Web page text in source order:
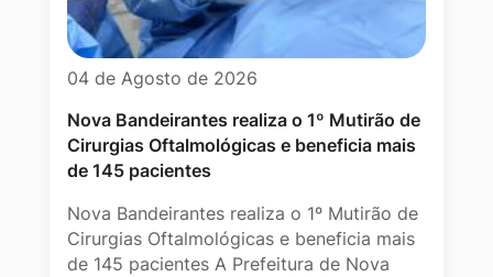
04 de Agosto de 2026
Nova Bandeirantes realiza o 1º Mutirão de
Cirurgias Oftalmológicas e beneficia mais
de 145 pacientes
Nova Bandeirantes realiza o 1º Mutirão de
Cirurgias Oftalmológicas e beneficia mais
de 145 pacientes A Prefeitura de Nova